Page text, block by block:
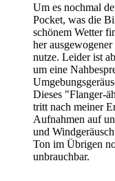
Um es nochmal
Pocket, was die
schönem Wetter
her
nutze. Leider ist
um eine
Dieses "Flanger-
tritt nach meiner
Aufnahmen auf
und
Ton im Übrigen
unbrauchbar.